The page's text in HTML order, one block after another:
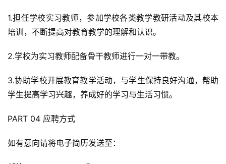
1.担任学校实习教师，参加学校各类教学教研活动及其校本
培训，不断提高对教育教学的理解和认识。
2.学校为实习教师配备骨干教师进行一对一带教。
3.协助学校开展教育教学活动，与学生保持良好沟通，帮助
学生提高学习兴趣，养成好的学习与生活习惯。
PART 04 应聘方式
如有意向请将电子简历发送至：